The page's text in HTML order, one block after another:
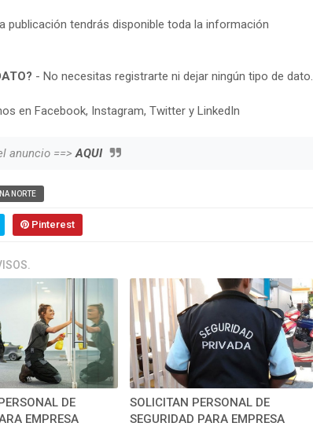
publicación tendrás disponible toda la información
- No necesitas registrarte ni dejar ningún tipo de dato.
en Facebook, Instagram, Twitter y LinkedIn
anuncio ==>AQUI
NORTE
Pinterest
DE
EMPRESA
SOLICITAN PERSONAL DE
SEGURIDAD PARA EMPRESA